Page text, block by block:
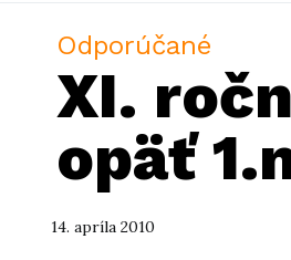
Odporúčané
XI.
opäť
14. apríla 2010